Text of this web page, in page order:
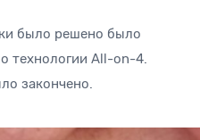
было решено было
технологии All-on-4.
закончено.